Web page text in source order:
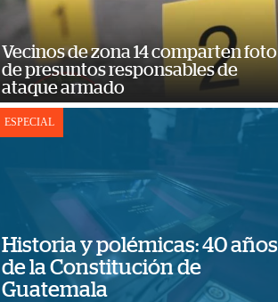
Vecinos de zona 14 comparten foto
de presuntos responsables de
ataque armado
ESPECIAL
Historia y polémicas: 40 años
de la Constitución de
Guatemala